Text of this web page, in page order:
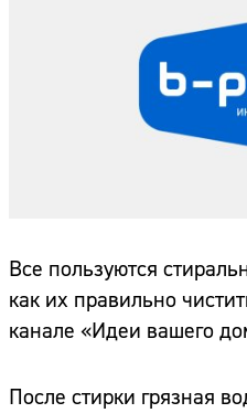
Все пользуются
как их правильно
канале «Идеи вашего
После стирки грязная